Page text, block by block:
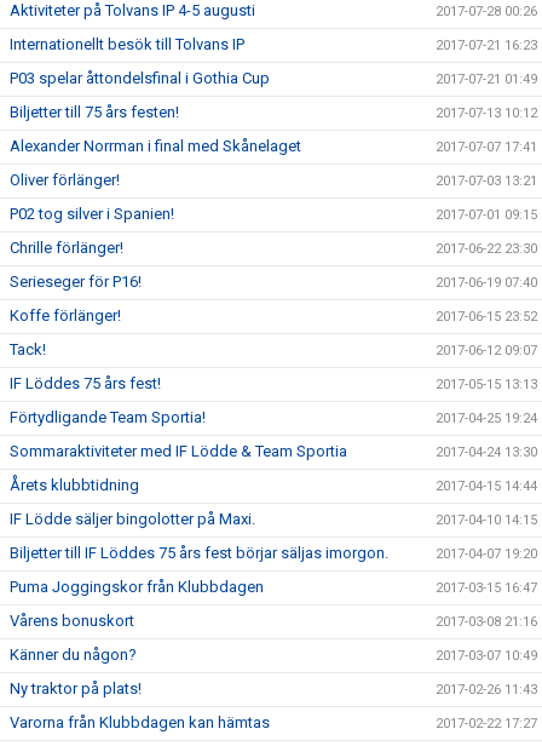
Aktiviteter på Tolvans IP 4-5 augusti 2017-07-28 00:26
Internationellt besök till Tolvans IP 2017-07-21 16:23
P03 spelar åttondelsfinal i Gothia Cup 2017-07-21 01:49
Biljetter till 75 års festen! 2017-07-13 10:12
Alexander Norrman i final med Skånelaget 2017-07-07 17:41
Oliver förlänger! 2017-07-03 13:21
P02 tog silver i Spanien! 2017-07-01 09:15
Chrille förlänger! 2017-06-22 23:30
Serieseger för P16! 2017-06-19 07:40
Koffe förlänger! 2017-06-15 23:52
Tack! 2017-06-12 09:07
IF Löddes 75 års fest! 2017-05-15 13:13
Förtydligande Team Sportia! 2017-04-25 19:24
Sommaraktiviteter med IF Lödde & Team Sportia 2017-04-24 13:30
Årets klubbtidning 2017-04-15 14:44
IF Lödde säljer bingolotter på Maxi. 2017-04-10 14:15
Biljetter till IF Löddes 75 års fest börjar säljas imorgon. 2017-04-07 19:20
Puma Joggingskor från Klubbdagen 2017-03-15 16:47
Vårens bonuskort 2017-03-08 21:16
Känner du någon? 2017-03-07 10:49
Ny traktor på plats! 2017-02-26 11:43
Varorna från Klubbdagen kan hämtas 2017-02-22 17:27